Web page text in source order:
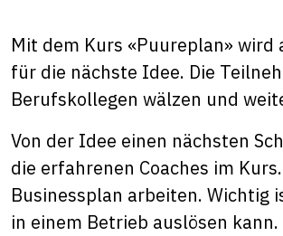
Mit dem Kurs «Puureplan»
für die nächste Idee. Die
Berufskollegen wälzen und
Von der Idee einen nächsten
die erfahrenen Coaches im
Businessplan arbeiten. Wichtig
in einem Betrieb auslösen